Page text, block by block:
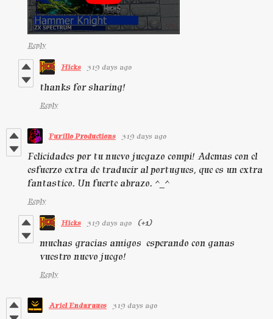
Reply
Hicks 319 days ago
thanks for sharing!
Reply
Furillo Productions 319 days ago
Felicidades por tu nuevo juegazo compi! Ademas con el
esfuerzo extra de traducir al portugues, que es un extra
fantastico. Un fuerte abrazo. ^_^
Reply
Hicks 319 days ago (+1)
muchas gracias amigos esperando con ganas
vuestro nuevo juego!
Reply
Ariel Endaraues 319 days ago